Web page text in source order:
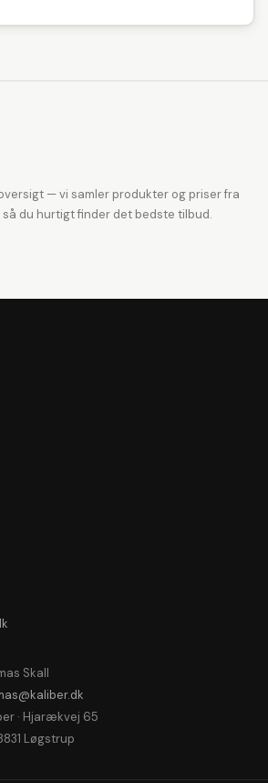
— vi samler produkter og priser fra
du hurtigt finder det bedste tilbud.
Skall
· Hjarækvej 65
Løgstrup